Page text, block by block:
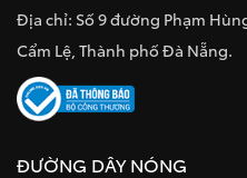
Địa chỉ: Số 9 đường Phạm
Cẩm Lệ, Thành phố Đà Nẵng.
ĐƯỜNG DÂY NÓNG